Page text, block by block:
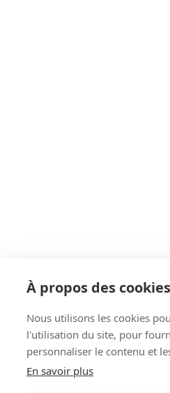
À propos des
Nous utilisons les cookies
l'utilisation du site, pour
personnaliser le contenu et
En savoir plus